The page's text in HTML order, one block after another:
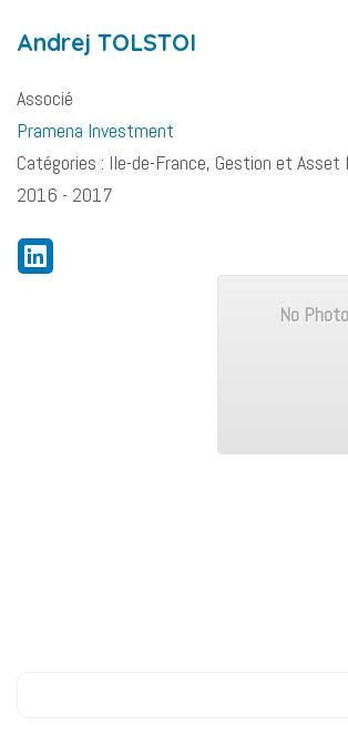
Andrej TOLSTOI
Associé
Pramena Investment
Catégories : Ile-de-France, Gestion et Asset
2016 - 2017
No